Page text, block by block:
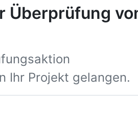
Überprüfung
Ihr Projekt gelangen.